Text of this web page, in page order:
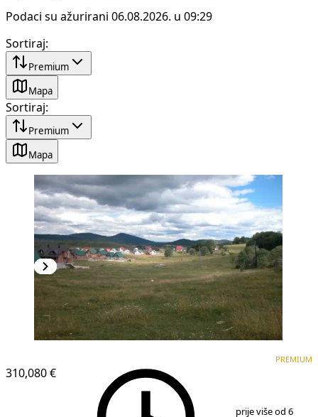
Podaci su ažurirani 06.08.2026. u 09:29
Sortiraj:
Premium
Mapa
Sortiraj:
Premium
Mapa
310,080 €
PREMIUM
prije više od 6